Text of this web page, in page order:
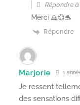
Répondre
Merci 🙏💞🐬
Répondre
Marjorie 1
Je ressent
des sensations